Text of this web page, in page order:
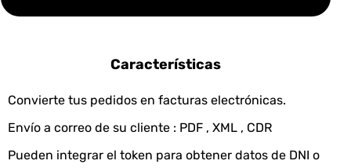
Características
Convierte tus pedidos en facturas electrónicas.
Envío a correo de su cliente : PDF , XML , CDR
Pueden integrar el token para obtener datos de DNI o